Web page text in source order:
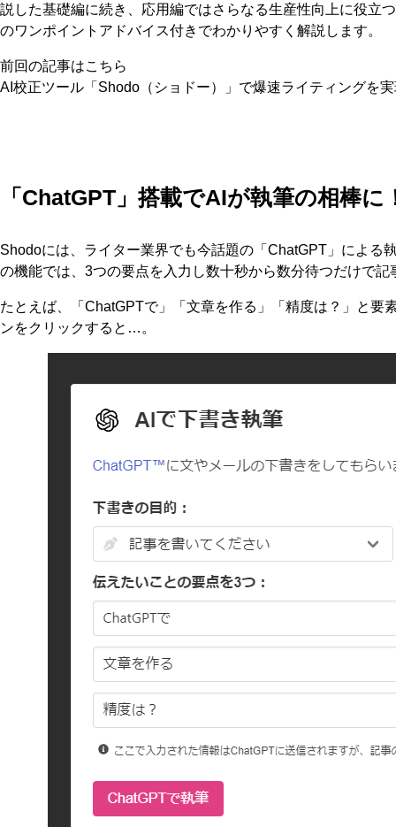
説した基礎編に続き、応用編ではさらなる生産性向上に役立
のワンポイントアドバイス付きでわかりやすく解説します。
前回の記事はこちら
AI校正ツール「Shodo（ショドー）」で爆速ライティングを
「ChatGPT」搭載でAIが執筆の相棒に
Shodoには、ライター業界でも今話題の「ChatGPT」による
の機能では、3つの要点を入力し数十秒から数分待つだけで
たとえば、「ChatGPTで」「文章を作る」「精度は？」と要
ンをクリックすると…。